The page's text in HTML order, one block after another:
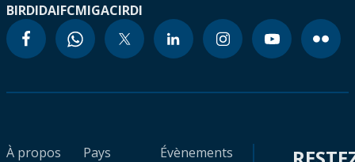
BIRDIDAIFCMIGACIRDI
À propos
Pays
Évènements